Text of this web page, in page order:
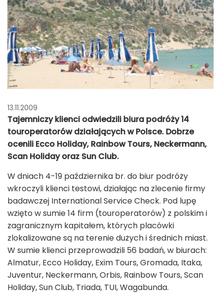
13.11.2009
Tajemniczy klienci odwiedzili biura podróży 14
touroperatorów działających w Polsce. Dobrze
ocenili Ecco Holiday, Rainbow Tours, Neckermann,
Scan Holiday oraz Sun Club.
W dniach 4-19 października br. do biur podróży
wkroczyli klienci testowi, działając na zlecenie firmy
badawczej International Service Check. Pod lupę
wzięto w sumie 14 firm (touroperatorów) z polskim i
zagranicznym kapitałem, których placówki
zlokalizowane są na terenie dużych i średnich miast.
W sumie klienci przeprowadzili 56 badań, w biurach:
Almatur, Ecco Holiday, Exim Tours, Gromada, Itaka,
Juventur, Neckermann, Orbis, Rainbow Tours, Scan
Holiday, Sun Club, Triada, TUI, Wagabunda.